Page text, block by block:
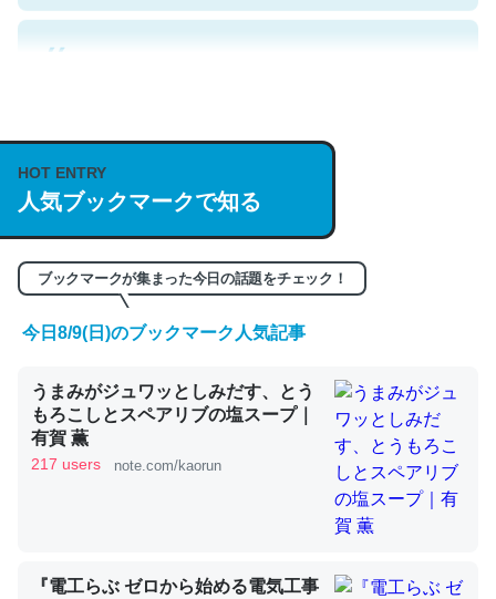
─GPTの仕組みと限界についての考察（１） - conceptualization
これは良記事。32768トークンだと英語小説100ページ分
ど、短期記憶というには多い分量。進化すればするほど分
かりやすく強くなりそう
─GPTの仕組みと限界についての考察（１） - conceptualization
昆虫ってカルシウム少ないのか。知らんかった。調べたら
HOT ENTRY
人気ブックマークで知る
ブックマークが集まった今日の話題をチェック！
今日8/9(日)のブックマーク人気記事
うまみがジュワッとしみだす、とう
もろこしとスペアリブの塩スープ｜
有賀 薫
217 users note.com/kaorun
『電工らぶ ゼロから始める電気工事